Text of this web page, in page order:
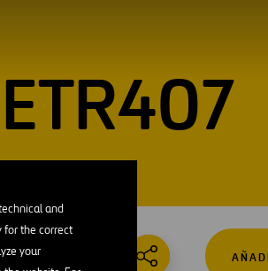
and
for the correct
your